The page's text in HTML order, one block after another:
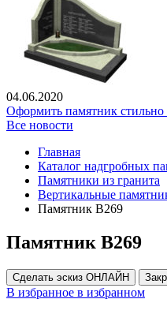
04.06.2020
Оформить памятник
Все новости
Главная
Каталог надгробных
Памятники из гранита
Вертикальные
Памятник В269
Памятник В269
Сделать эскиз ОНЛАЙН
В избранное в избранном